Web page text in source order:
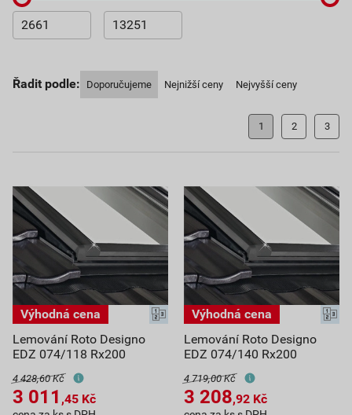
Řadit podle: Doporučujeme Nejnižší ceny Nejvyšší ceny
1 2 3
Lemování Roto Designo
EDZ 074/118 Rx200
4 428,60 Kč
3 011 ,45 Kč
Lemování Roto Designo
EDZ 074/140 Rx200
4 719,00 Kč
3 208,92 Kč